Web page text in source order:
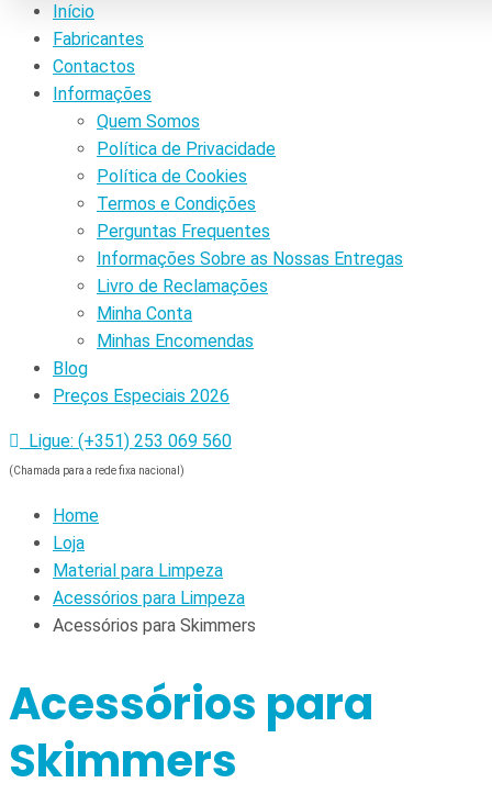
Início
Fabricantes
Contactos
Informações
Quem Somos
Política de Privacidade
Política de Cookies
Termos e Condições
Perguntas Frequentes
Informações Sobre as Nossas Entregas
Livro de Reclamações
Minha Conta
Minhas Encomendas
Blog
Preços Especiais 2026
Ligue: (+351) 253 069 560
(Chamada para a rede fixa nacional)
Home
Loja
Material para Limpeza
Acessórios para Limpeza
Acessórios para Skimmers
Acessórios para
Skimmers